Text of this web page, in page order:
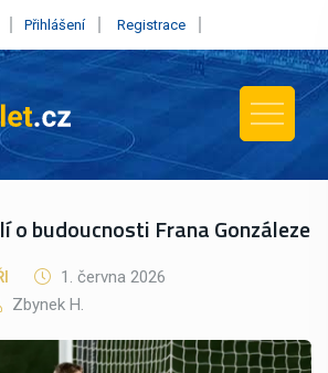
Přihlášení Registrace
o budoucnosti Frana Gonzáleze
1. června 2026
Zbynek H.